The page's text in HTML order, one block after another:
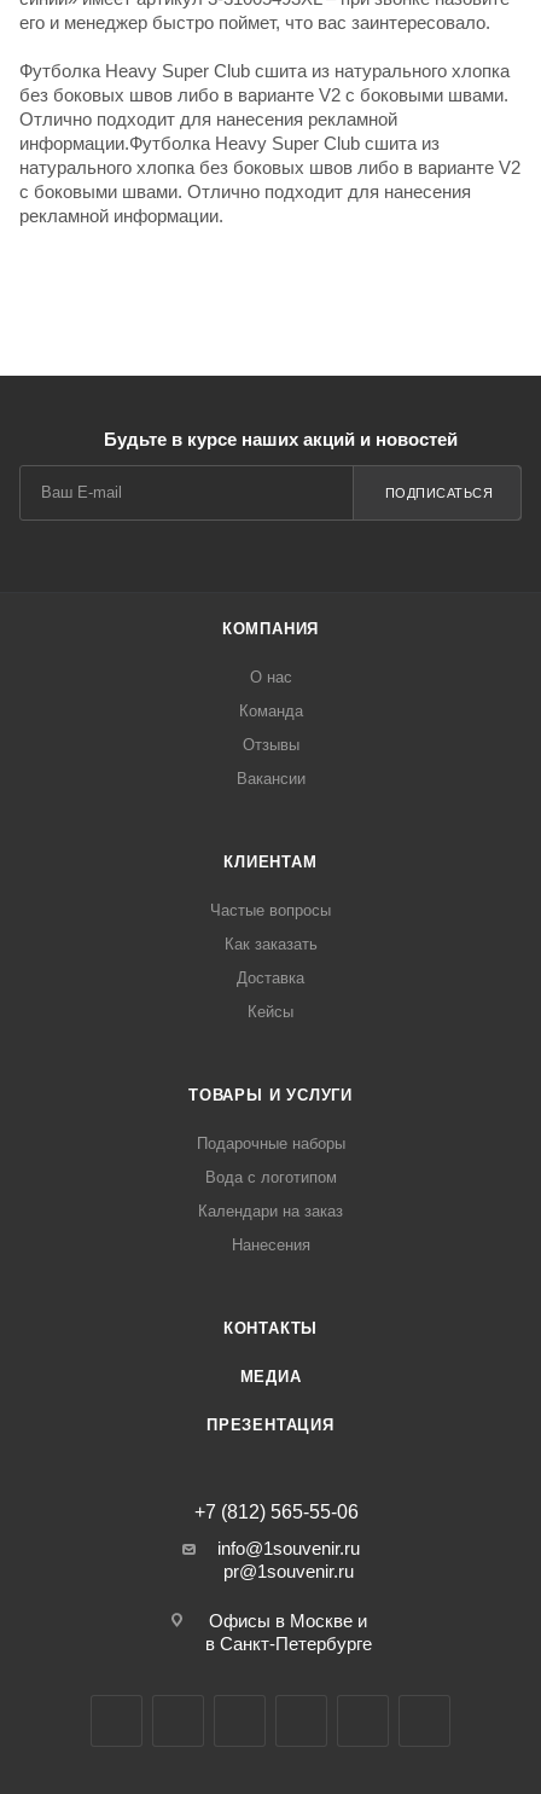
его и менеджер быстро поймет, что вас заинтересовало.
Футболка Heavy Super Club сшита из натурального хлопка
без боковых швов либо в варианте V2 с боковыми швами.
Отлично подходит для нанесения рекламной
информации.Футболка Heavy Super Club сшита из
натурального хлопка без боковых швов либо в варианте V2
с боковыми швами. Отлично подходит для нанесения
рекламной информации.
Будьте в курсе наших акций и новостей
ПОДПИСАТЬСЯ
КОМПАНИЯ
О нас
Команда
Отзывы
Вакансии
КЛИЕНТАМ
Частые вопросы
Как заказать
Доставка
Кейсы
ТОВАРЫ И УСЛУГИ
Подарочные наборы
Вода с логотипом
Календари на заказ
Нанесения
КОНТАКТЫ
МЕДИА
ПРЕЗЕНТАЦИЯ
+7 (812) 565-55-06
info@1souvenir.ru
pr@1souvenir.ru
Офисы в Москве и
в Санкт-Петербурге